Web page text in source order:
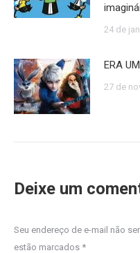
24 de
ERA
27 de
Deixe um
Seu endereço de e-mail não
estão marcados *